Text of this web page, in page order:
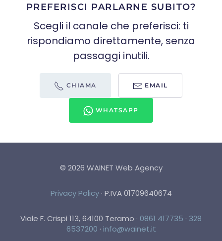
PREFERISCI PARLARNE SUBITO?
Scegli il canale che preferisci: ti
rispondiamo direttamente, senza
passaggi inutili.
CHIAMA EMAIL
WHATSAPP
© 2026 WAINET Web Agency
Privacy Policy · P.IVA 01709640674
Viale F. Crispi 113, 64100 Teramo · 0861 417735 · 328
6537200 · info@wainet.it